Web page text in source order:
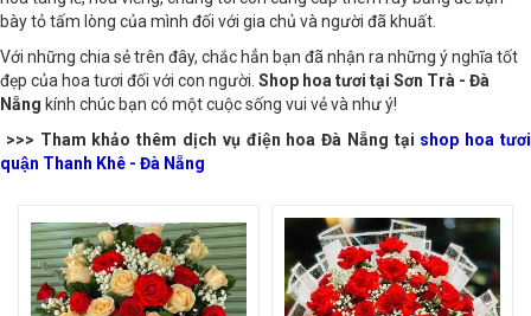
hoa tang lễ, hoa viếng, chúng tôi còn cung cấp thêm ruy băng để bạn
bày tỏ tấm lòng của mình đối với gia chủ và người đã khuất.
Với những chia sẻ trên đây, chắc hẳn bạn đã nhận ra những ý nghĩa tốt
đẹp của hoa tươi đối với con người.Shop hoa tươi tại Sơn Trà - Đà
Nẵng
kính chúc bạn có một cuộc sống vui vẻ và như ý!
>>> Tham khảo thêm dịch vụ điện hoa Đà Nẵng tại
shop hoa tươi
quận Thanh Khê - Đà Nẵng